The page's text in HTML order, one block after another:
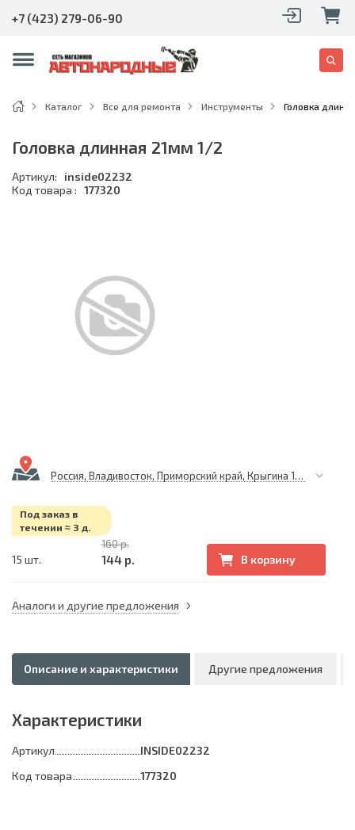
+7 (423) 279-06-90
Каталог Все для ремонта Инструменты Головка
Головка длинная 21мм 1/2
Артикул:
inside02232
Код товара : 177320
Россия, Владивосток, Приморский край, Крыгина 105
Под заказ в
течении ≈ 3 д.
15 шт.
160 р.
144 р. В корзину
Аналоги и другие предложения
Описание и характеристики Другие предложения
Характеристики
Артикул
INSIDE02232
Код товара
177320